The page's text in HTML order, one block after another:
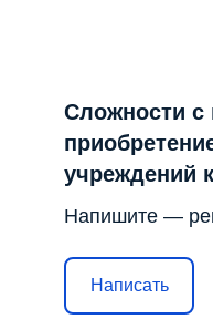
Сложности с
учреждений
Напишите —
Написать